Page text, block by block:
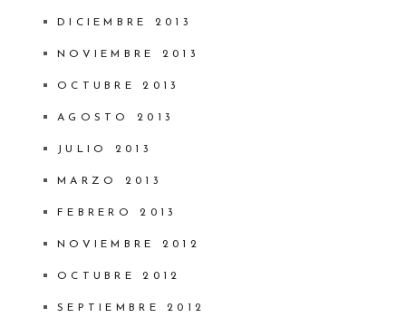
DICIEMBRE 2013
NOVIEMBRE 2013
OCTUBRE 2013
AGOSTO 2013
JULIO 2013
MARZO 2013
FEBRERO 2013
NOVIEMBRE 2012
OCTUBRE 2012
SEPTIEMBRE 2012